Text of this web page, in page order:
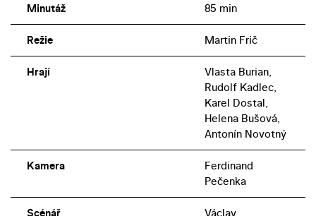
Minutáž 85 min
Režie Martin Frič
Hrají
Vlasta Burian,
Rudolf Kadlec,
Karel Dostal,
Helena Bušová,
Antonín Novotný
Kamera
Ferdinand
Pečenka